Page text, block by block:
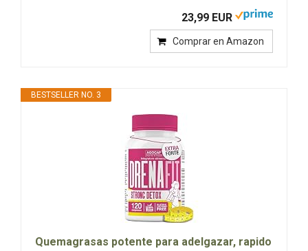
23,99 EUR
Comprar en Amazon
BESTSELLER NO. 3
Quemagrasas potente para adelgazar, rapido